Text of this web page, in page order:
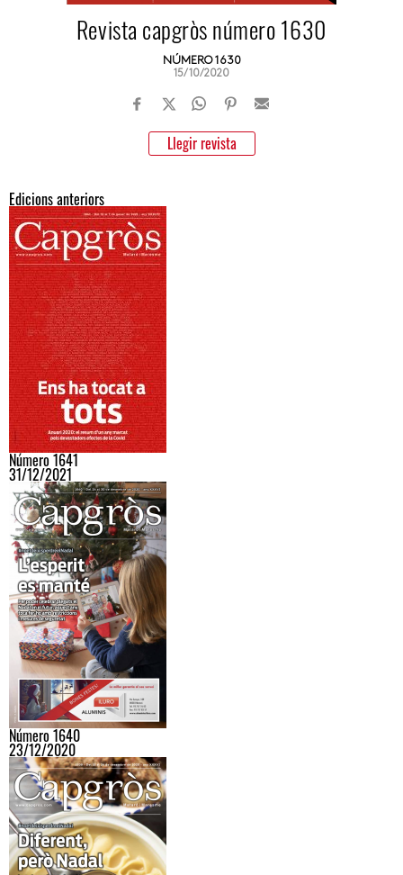
Revista capgròs número 1630
NÚMERO 1630
15/10/2020
Llegir revista
Edicions anteriors
Número 1641
31/12/2021
Número 1640
23/12/2020